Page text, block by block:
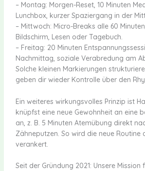
– Montag: Morgen-Reset, 10 Minuten
Lunchbox, kurzer Spaziergang in der
– Mittwoch: Micro-Breaks alle 60
Bildschirm, Lesen oder Tagebuch.
– Freitag: 20 Minuten
Nachmittag, soziale Verabredung am
Solche kleinen Markierungen
geben dir wieder Kontrolle über den
Ein weiteres wirkungsvolles Prinzip ist
knüpfst eine neue Gewohnheit an eine
an, z. B. 5 Minuten Atemübung direkt
Zähneputzen. So wird die neue Routine
verankert.
Seit der Gründung 2021: Unsere Mission